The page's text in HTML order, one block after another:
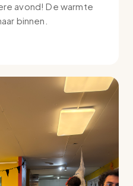
avond! De warmte
binnen.